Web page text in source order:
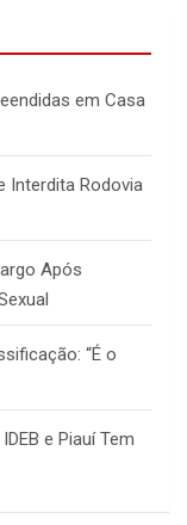
em Casa
Interdita Rodovia
Após
“É o
e Piauí Tem